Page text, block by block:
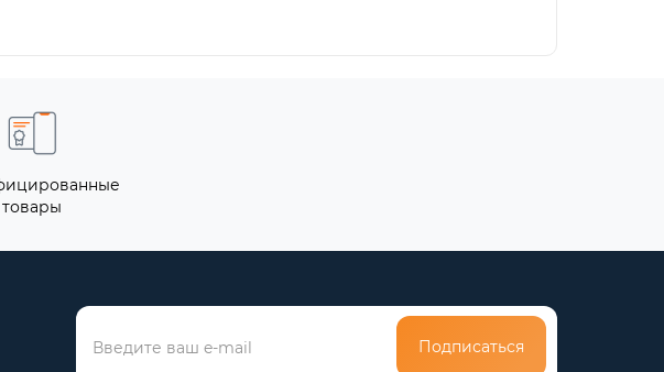
товары
Подписаться